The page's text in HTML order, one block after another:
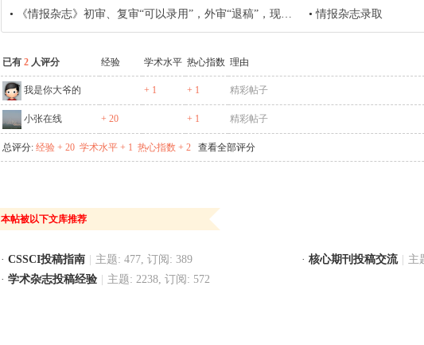
•
《情报杂志》初审、复审“可以录用”，外审“退稿”，现在状态是终审，是否没希望了？ •情报杂志录取
已有 2 人评分 经验 学术水平 热心指数 理由
我是你大爷的 + 1 + 1 精彩帖子
小张在线 + 20 + 1 精彩帖子
总评分: 经验 + 20 学术水平 + 1 热心指数 + 2 查看全部评分
本帖被以下文库推荐
· CSSCI投稿指南 主题: 477, 订阅: 389 · 核心期刊投稿交流
主
· 学术杂志投稿经验 主题: 2238, 订阅: 572